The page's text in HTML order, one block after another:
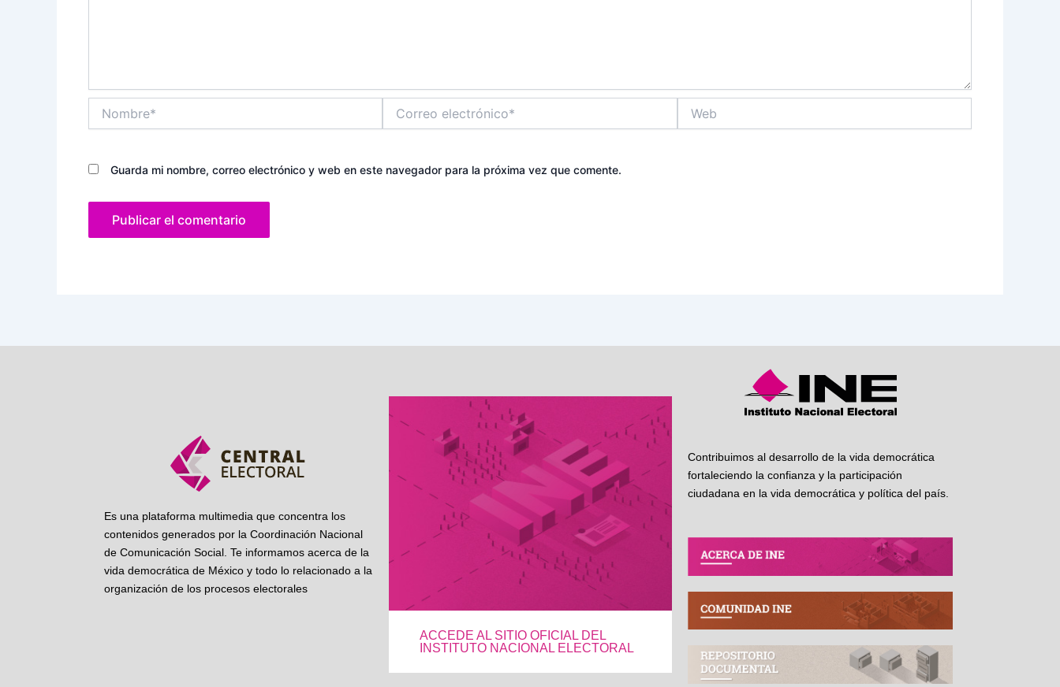
electrónico*
Guarda mi nombre, correo electrónico y web en este navegador para la próxima vez que comente.
Es una plataforma multimedia que concentra los
contenidos generados por la Coordinación Nacional
de Comunicación Social. Te informamos acerca de la
vida democrática de México y todo lo relacionado a la
organización de los procesos electorales
ACCEDE AL SITIO OFICIAL DEL
INSTITUTO NACIONAL ELECTORAL
Contribuimos al desarrollo de la vida democrática
fortaleciendo la confianza y la participación
ciudadana en la vida democrática y política del país.